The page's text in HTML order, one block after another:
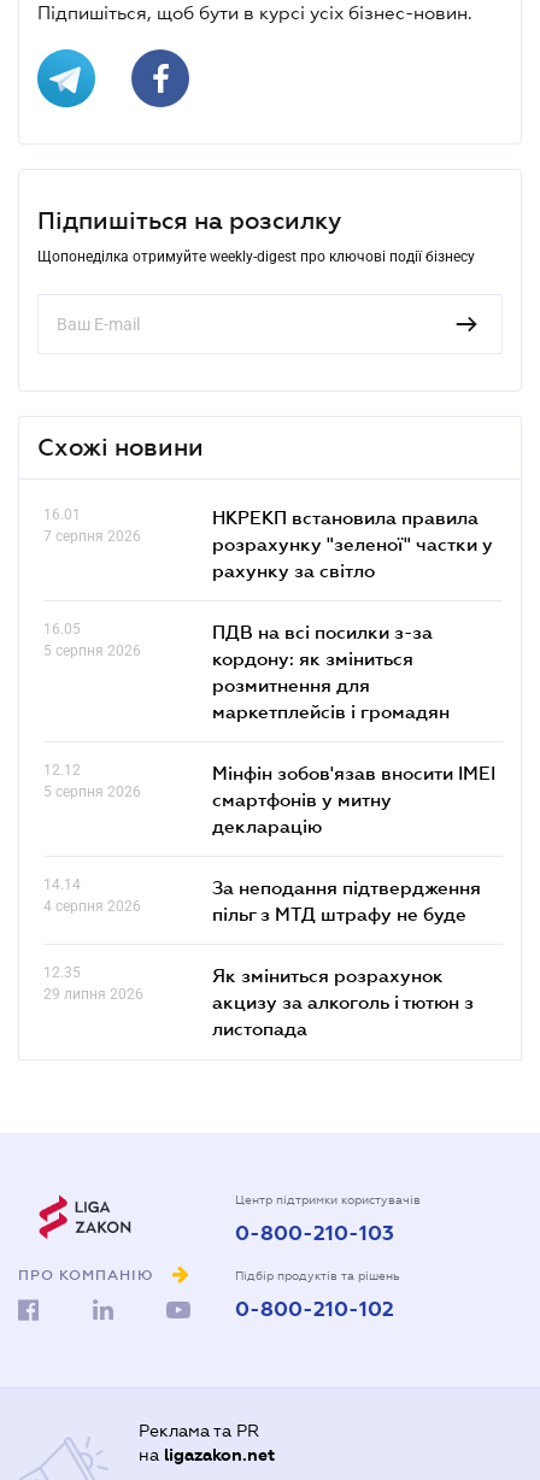
Підпишіться, щоб бути в курсі усіх бізнес-новин.
Підпишіться на розсилку
Щопонеділка отримуйте weekly-digest про ключові події бізнесу
Схожі новини
16.01
7 серпня 2026
НКРЕКП встановила правила
розрахунку "зеленої" частки у
рахунку за світло
16.05
5 серпня 2026
ПДВ на всі посилки з-за
кордону: як зміниться
розмитнення для
маркетплейсів і громадян
12.12
5 серпня 2026
Мінфін зобов'язав вносити IMEI
смартфонів у митну
декларацію
14.14
4 серпня 2026
За неподання підтвердження
пільг з МТД штрафу не буде
12.35
29 липня 2026
Як зміниться розрахунок
акцизу за алкоголь і тютюн з
листопада
ПРО КОМПАНІЮ
Центр підтримки користувачів
0-800-210-103
Підбір продуктів та рішень
0-800-210-102
Реклама та PR
на ligazakon.net